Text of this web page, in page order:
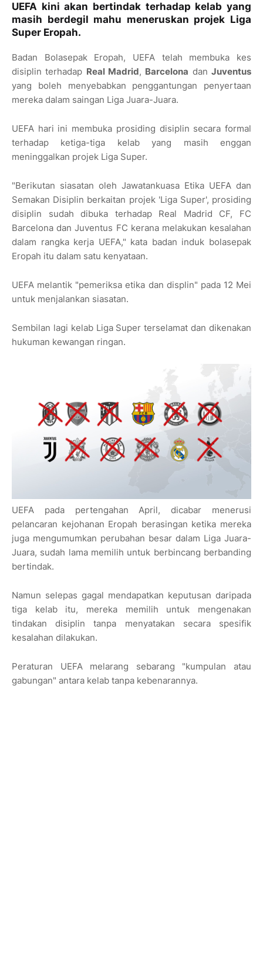
UEFA kini akan bertindak terhadap kelab yang
masih berdegil mahu meneruskan projek Liga
Super Eropah.
Badan Bolasepak Eropah, UEFA telah membuka kes
disiplin terhadap Real Madrid, Barcelona danJuventus
yang boleh menyebabkan penggantungan penyertaan
mereka dalam saingan Liga Juara-Juara.
UEFA hari ini membuka prosiding disiplin secara formal
terhadap ketiga-tiga kelab yang masih enggan
meninggalkan projek Liga Super.
"Berikutan siasatan oleh Jawatankuasa Etika UEFA dan
Semakan Disiplin berkaitan projek 'Liga Super', prosiding
disiplin sudah dibuka terhadap Real Madrid CF, FC
Barcelona dan Juventus FC kerana melakukan kesalahan
dalam rangka kerja UEFA," kata badan induk bolasepak
Eropah itu dalam satu kenyataan.
UEFA melantik "pemeriksa etika dan displin" pada 12 Mei
untuk menjalankan siasatan.
Sembilan lagi kelab Liga Super terselamat dan dikenakan
hukuman kewangan ringan.
UEFA pada pertengahan April, dicabar menerusi
pelancaran kejohanan Eropah berasingan ketika mereka
juga mengumumkan perubahan besar dalam Liga Juara-
Juara, sudah lama memilih untuk berbincang berbanding
bertindak.
Namun selepas gagal mendapatkan keputusan daripada
tiga kelab itu, mereka memilih untuk mengenakan
tindakan disiplin tanpa menyatakan secara spesifik
kesalahan dilakukan.
Peraturan UEFA melarang sebarang "kumpulan atau
gabungan" antara kelab tanpa kebenarannya.